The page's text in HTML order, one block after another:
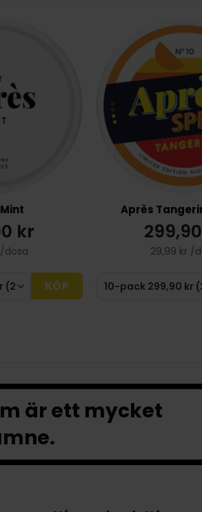
kr
dosa
KÖP
Après
29,99 kr /
är ett mycket